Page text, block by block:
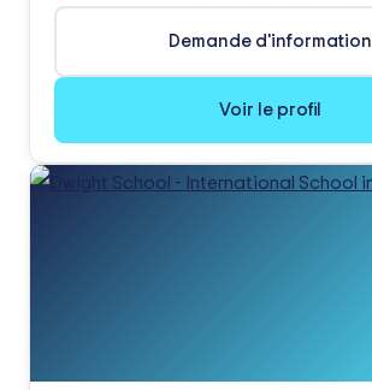
Demande d'information
Voir le profil